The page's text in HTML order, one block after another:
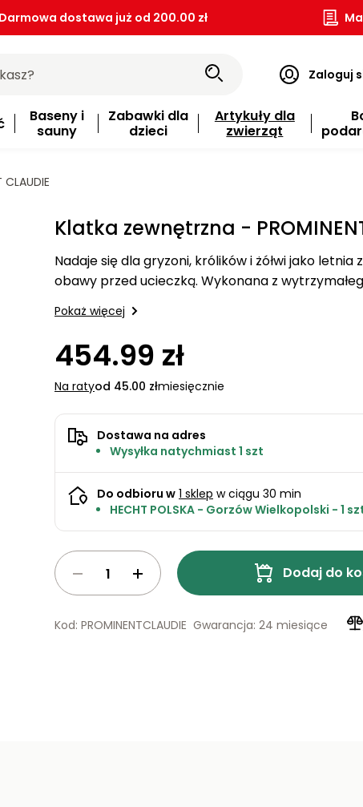
Darmowa dostawa już od 200.00 zł
Zaloguj
Baseny i
sauny
Zabawki dla
dzieci
Artykuły dla
zwierząt
Klatka zewnętrzna -
Nadaje się dla gryzoni, królików i żółwi jako letnia
obawy przed ucieczką. Wykonana z
Pokaż więcej
454.99 zł
Na ratyod 45.00 złmiesięcznie
Dostawa na adres
Wysyłka natychmiast 1 szt
Do odbioru w 1 sklep w ciągu 30 min
HECHT POLSKA - Gorzów Wielkopolski - 1
Dodaj do
Kod: PROMINENTCLAUDIE Gwarancja: 24 miesiące